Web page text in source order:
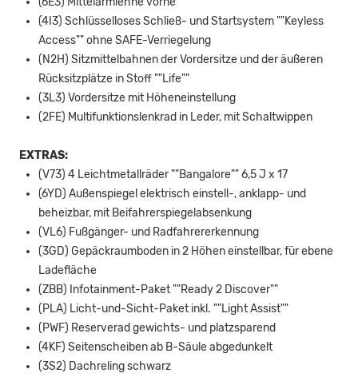
(4I3) Schlüsselloses Schließ- und Startsystem ""Keyless
Access"" ohne SAFE-Verriegelung
(N2H) Sitzmittelbahnen der Vordersitze und der äußeren
Rücksitzplätze in Stoff ""Life""
(3L3) Vordersitze mit Höheneinstellung
(2FE) Multifunktionslenkrad in Leder, mit Schaltwippen
EXTRAS:
(V73) 4 Leichtmetallräder ""Bangalore"" 6,5 J x 17
(6YD) Außenspiegel elektrisch einstell-, anklapp- und
beheizbar, mit Beifahrerspiegelabsenkung
(VL6) Fußgänger- und Radfahrererkennung
(3GD) Gepäckraumboden in 2 Höhen einstellbar, für ebene
Ladefläche
(ZBB) Infotainment-Paket ""Ready 2 Discover""
(PLA) Licht-und-Sicht-Paket inkl. ""Light Assist""
(PWF) Reserverad gewichts- und platzsparend
(4KF) Seitenscheiben ab B-Säule abgedunkelt
(3S2) Dachreling schwarz